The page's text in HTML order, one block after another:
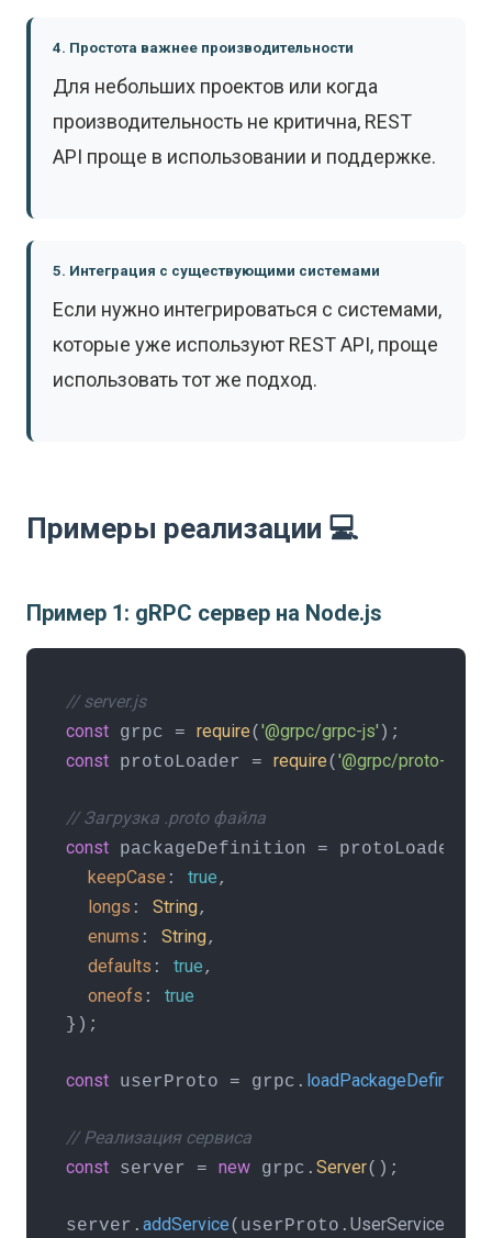
4. Простота важнее производительности
Для небольших проектов или когда
производительность не критична, REST
API проще в использовании и поддержке.
5. Интеграция с существующими системами
Если нужно интегрироваться с системами,
которые уже используют REST API, проще
использовать тот же подход.
Примеры реализации 💻
Пример 1: gRPC сервер на Node.js
// server.js
const grpc = require( '@grpc/grpc-js'
const protoLoader = require( '@grpc/proto-
// Загрузка .proto файла
const packageDefinition = protoLoader.
keepCase : true,
longs : String,
enums : String,
defaults : true,
oneofs : true
});
const userProto = grpc. loadPackageDefinition
// Реализация сервиса
const server = new grpc. Server();
server. addService(userProto. UserService